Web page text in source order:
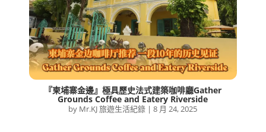
『柬埔寨金邊』極具歷史法式建築咖啡廳Gather
Grounds Coffee and Eatery Riverside
by Mr.KJ 旅遊生活紀錄 |8 月 24, 2025